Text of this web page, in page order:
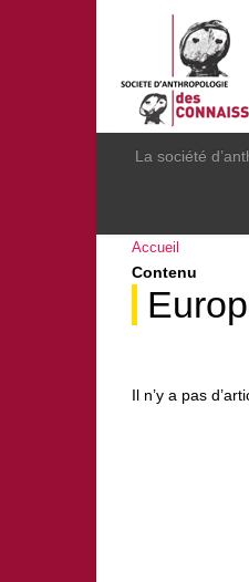
La société
Accueil
Contenu
Il n’y a pas